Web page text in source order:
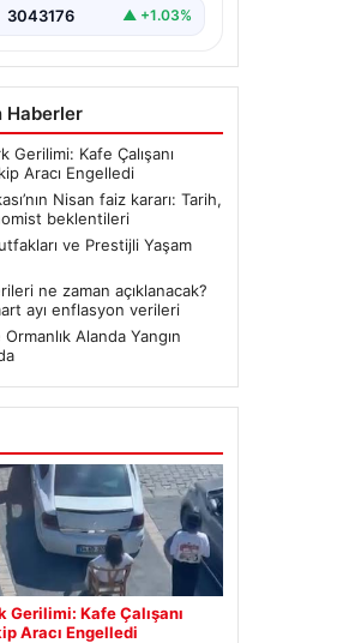
3043176 ▲ +1.03%
Haberler
Gerilimi: Kafe Çalışanı
Aracı Engelledi
Nisan faiz kararı: Tarih,
beklentileri
ve Prestijli Yaşam
ne zaman açıklanacak?
ayı enflasyon verileri
Ormanlık Alanda Yangın
Gerilimi: Kafe Çalışanı
Aracı Engelledi